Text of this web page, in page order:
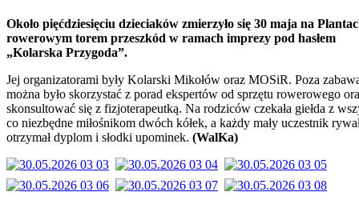
Około pięćdziesięciu dzieciaków zmierzyło się 30 maja na
rowerowym torem przeszkód w ramach imprezy pod hasłem
„Kolarska Przygoda”.
Jej organizatorami były Kolarski Mikołów oraz MOSiR. Poza
można było skorzystać z porad ekspertów od sprzętu rowerowego
skonsultować się z fizjoterapeutką. Na rodziców czekała giełda z
co niezbędne miłośnikom dwóch kółek, a każdy mały uczestnik
otrzymał dyplom i słodki upominek. (WalKa)